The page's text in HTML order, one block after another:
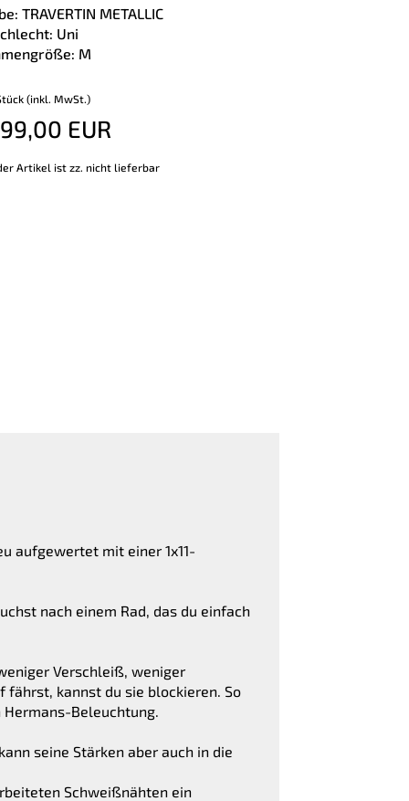
TRAVERTIN METALLIC
Uni
M
(inkl. MwSt.)
EUR
Artikel ist zz. nicht lieferbar
aufgewertet mit einer 1x11-
nach einem Rad, das du einfach
Verschleiß, weniger
fährst, kannst du sie blockieren. So
Beleuchtung.
seine Stärken aber auch in die
Schweißnähten ein